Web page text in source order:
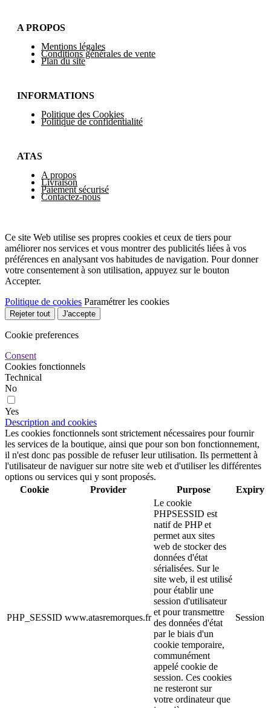
A PROPOS
Mentions légales
Conditions générales de vente
Plan du site
INFORMATIONS
Politique des Cookies
Politique de confidentialité
ATAS
A propos
Livraison
Paiement sécurisé
Contactez-nous
Ce site Web utilise ses propres cookies et ceux de tiers pour
améliorer nos services et vous montrer des publicités liées à vos
préférences en analysant vos habitudes de navigation. Pour donner
votre consentement à son utilisation, appuyez sur le bouton
Accepter.
Politique de cookies Paramétrer les cookies
Rejeter tout J'accepte
Cookie preferences
Consent
Cookies fonctionnels
Technical
No
Yes
Description and cookies
Les cookies fonctionnels sont strictement nécessaires pour fournir
les services de la boutique, ainsi que pour son bon fonctionnement,
il n'est donc pas possible de refuser leur utilisation. Ils permettent à
l'utilisateur de naviguer sur notre site web et d'utiliser les différentes
options ou services qui y sont proposés.
Cookie
Provider Purpose Expiry
PHP_SESSID www.atasremorques.fr
Le cookie
PHPSESSID est
natif de PHP et
permet aux sites
web de stocker des
données d'état
sérialisées. Sur le
site web, il est utilisé
pour établir une
session d'utilisateur
et pour transmettre
des données d'état
par le biais d'un
cookie temporaire,
communément
appelé cookie de
session. Ces cookies
ne resteront sur
votre ordinateur que
Session